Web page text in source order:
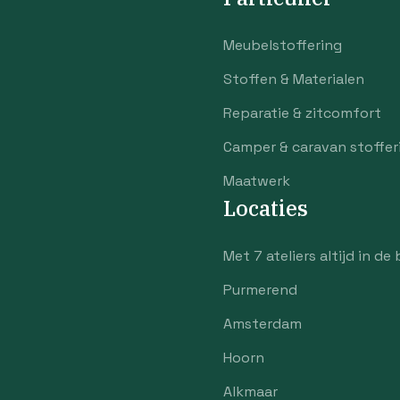
Meubelstoffering
Stoffen & Materialen
Reparatie & zitcomfort
Camper & caravan
Maatwerk
Locaties
Met 7 ateliers altijd in de
Purmerend
Amsterdam
Hoorn
Alkmaar